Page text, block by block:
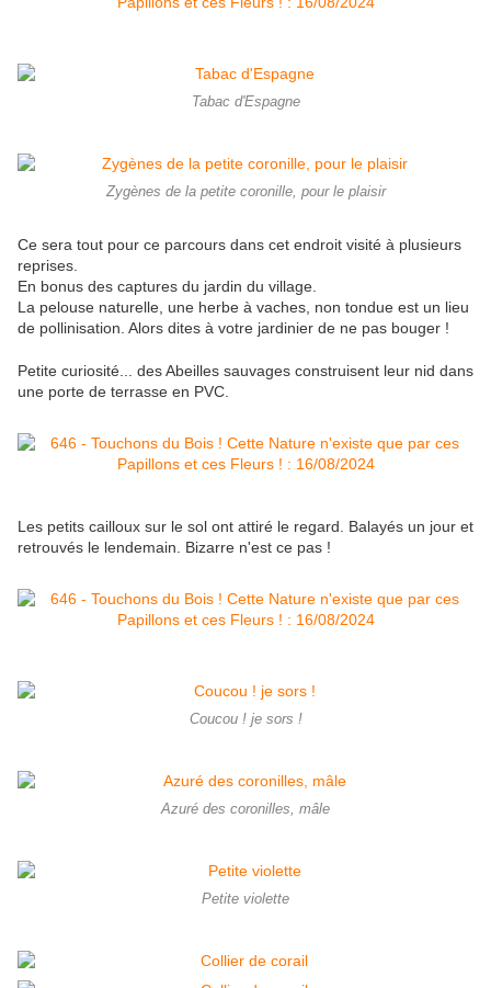
Tabac d'Espagne
Zygènes de la petite coronille, pour le plaisir
Ce sera tout pour ce parcours dans cet endroit visité à plusieurs
reprises.
En bonus des captures du jardin du village.
La pelouse naturelle, une herbe à vaches, non tondue est un lieu
de pollinisation. Alors dites à votre jardinier de ne pas bouger !
Petite curiosité... des Abeilles sauvages construisent leur nid dans
une porte de terrasse en PVC.
Les petits cailloux sur le sol ont attiré le regard. Balayés un jour et
retrouvés le lendemain. Bizarre n'est ce pas !
Coucou ! je sors !
Azuré des coronilles, mâle
Petite violette